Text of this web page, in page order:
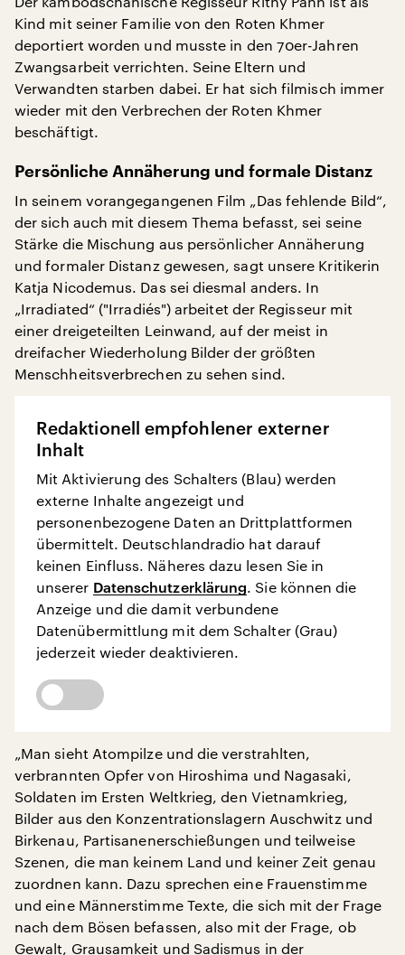
Kind mit seiner Familie von den Roten Khmer
deportiert worden und musste in den 70er-Jahren
Zwangsarbeit verrichten. Seine Eltern und
Verwandten starben dabei. Er hat sich filmisch immer
wieder mit den Verbrechen der Roten Khmer
beschäftigt.
Persönliche Annäherung und formale Distanz
In seinem vorangegangenen Film „Das fehlende Bild“,
der sich auch mit diesem Thema befasst, sei seine
Stärke die Mischung aus persönlicher Annäherung
und formaler Distanz gewesen, sagt unsere Kritikerin
Katja Nicodemus. Das sei diesmal anders. In
„Irradiated“ ("Irradiés") arbeitet der Regisseur mit
einer dreigeteilten Leinwand, auf der meist in
dreifacher Wiederholung Bilder der größten
Menschheitsverbrechen zu sehen sind.
Redaktionell empfohlener externer
Inhalt
Mit Aktivierung des Schalters (Blau) werden
externe Inhalte angezeigt und
personenbezogene Daten an Drittplattformen
übermittelt. Deutschlandradio hat darauf
keinen Einfluss. Näheres dazu lesen Sie in
unserer Datenschutzerklärung. Sie können die
Anzeige und die damit verbundene
Datenübermittlung mit dem Schalter (Grau)
jederzeit wieder deaktivieren.
„Man sieht Atompilze und die verstrahlten,
verbrannten Opfer von Hiroshima und Nagasaki,
Soldaten im Ersten Weltkrieg, den Vietnamkrieg,
Bilder aus den Konzentrationslagern Auschwitz und
Birkenau, Partisanenerschießungen und teilweise
Szenen, die man keinem Land und keiner Zeit genau
zuordnen kann. Dazu sprechen eine Frauenstimme
und eine Männerstimme Texte, die sich mit der Frage
nach dem Bösen befassen, also mit der Frage, ob
Gewalt, Grausamkeit und Sadismus in der